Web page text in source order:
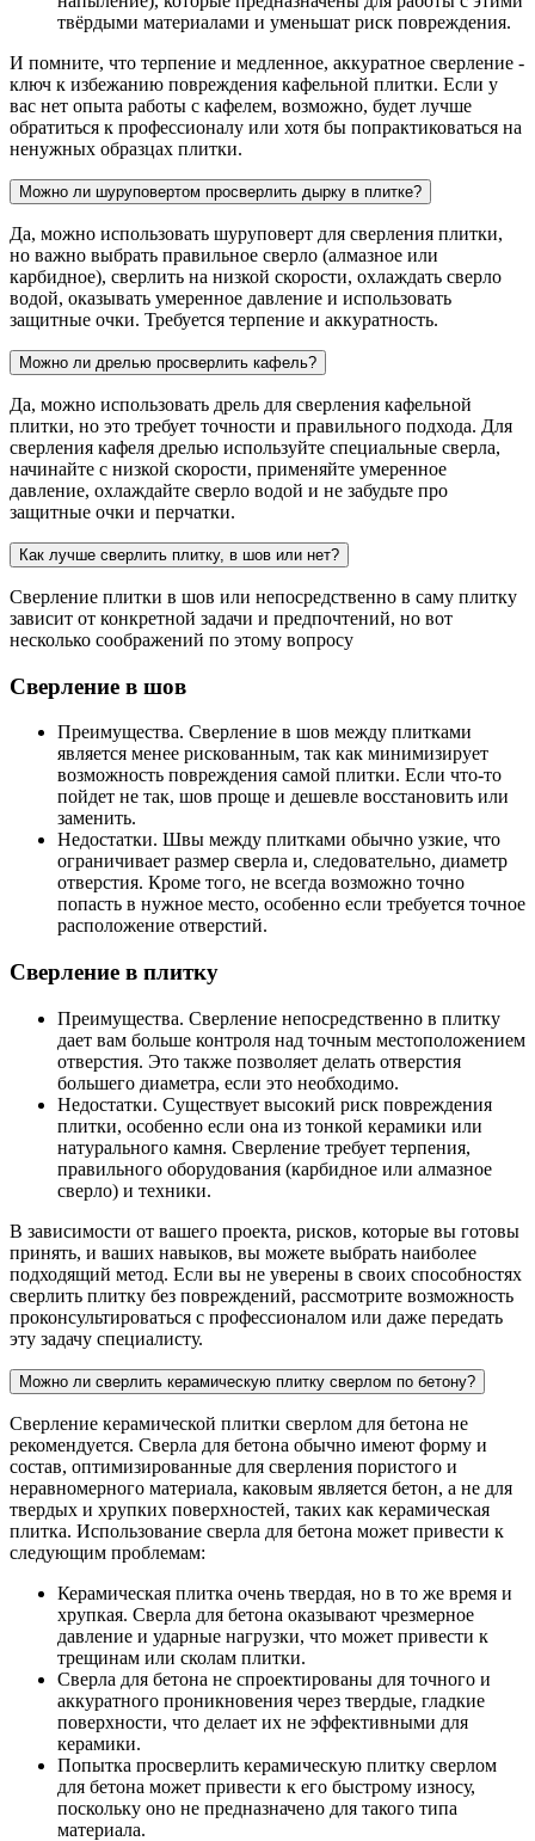
твёрдыми материалами и уменьшат риск повреждения.
И помните, что терпение и медленное, аккуратное сверление -
ключ к избежанию повреждения кафельной плитки. Если у
вас нет опыта работы с кафелем, возможно, будет лучше
обратиться к профессионалу или хотя бы попрактиковаться на
ненужных образцах плитки.
Можно ли шуруповертом просверлить дырку в плитке?
Да, можно использовать шуруповерт для сверления плитки,
но важно выбрать правильное сверло (алмазное или
карбидное), сверлить на низкой скорости, охлаждать сверло
водой, оказывать умеренное давление и использовать
защитные очки. Требуется терпение и аккуратность.
Можно ли дрелью просверлить кафель?
Да, можно использовать дрель для сверления кафельной
плитки, но это требует точности и правильного подхода. Для
сверления кафеля дрелью используйте специальные сверла,
начинайте с низкой скорости, применяйте умеренное
давление, охлаждайте сверло водой и не забудьте про
защитные очки и перчатки.
Как лучше сверлить плитку, в шов или нет?
Сверление плитки в шов или непосредственно в саму плитку
зависит от конкретной задачи и предпочтений, но вот
несколько соображений по этому вопросу
Сверление в шов
Преимущества. Сверление в шов между плитками
является менее рискованным, так как минимизирует
возможность повреждения самой плитки. Если что-то
пойдет не так, шов проще и дешевле восстановить или
заменить.
Недостатки. Швы между плитками обычно узкие, что
ограничивает размер сверла и, следовательно, диаметр
отверстия. Кроме того, не всегда возможно точно
попасть в нужное место, особенно если требуется точное
расположение отверстий.
Сверление в плитку
Преимущества. Сверление непосредственно в плитку
дает вам больше контроля над точным местоположением
отверстия. Это также позволяет делать отверстия
большего диаметра, если это необходимо.
Недостатки. Существует высокий риск повреждения
плитки, особенно если она из тонкой керамики или
натурального камня. Сверление требует терпения,
правильного оборудования (карбидное или алмазное
сверло) и техники.
В зависимости от вашего проекта, рисков, которые вы готовы
принять, и ваших навыков, вы можете выбрать наиболее
подходящий метод. Если вы не уверены в своих способностях
сверлить плитку без повреждений, рассмотрите возможность
проконсультироваться с профессионалом или даже передать
эту задачу специалисту.
Можно ли сверлить керамическую плитку сверлом по бетону?
Сверление керамической плитки сверлом для бетона не
рекомендуется. Сверла для бетона обычно имеют форму и
состав, оптимизированные для сверления пористого и
неравномерного материала, каковым является бетон, а не для
твердых и хрупких поверхностей, таких как керамическая
плитка. Использование сверла для бетона может привести к
следующим проблемам:
Керамическая плитка очень твердая, но в то же время и
хрупкая. Сверла для бетона оказывают чрезмерное
давление и ударные нагрузки, что может привести к
трещинам или сколам плитки.
Сверла для бетона не спроектированы для точного и
аккуратного проникновения через твердые, гладкие
поверхности, что делает их не эффективными для
керамики.
Попытка просверлить керамическую плитку сверлом
для бетона может привести к его быстрому износу,
поскольку оно не предназначено для такого типа
материала.